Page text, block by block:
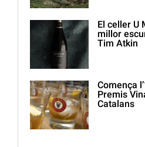
El celler U
millor
Tim Atkin
Comença
Premis
Catalans